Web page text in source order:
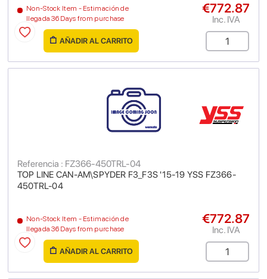
Non-Stock Item - Estimación de
llegada 36 Days from purchase
€772.87
Inc. IVA
AÑADIR AL CARRITO
TOP LINE CAN-AM\SPYDER F3_F3S '15-19 YSS FZ366-
450TRL-04
Referencia : FZ366-450TRL-04
Non-Stock Item - Estimación de
llegada 36 Days from purchase
€772.87
Inc. IVA
AÑADIR AL CARRITO